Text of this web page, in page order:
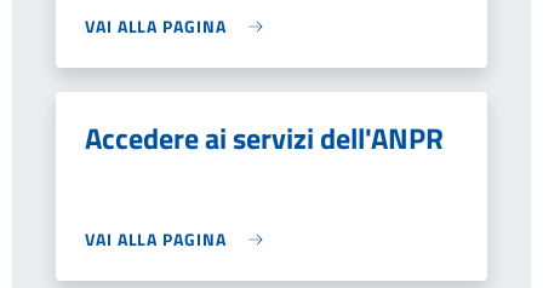
VAI ALLA PAGINA
Accedere ai servizi dell'ANPR
VAI ALLA PAGINA